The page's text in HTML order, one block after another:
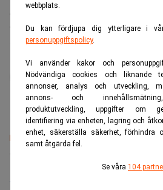
webbplats.
Du kan fördjupa dig ytterligare i
personuppgiftspolicy.
Vi använder kakor och
Nödvändiga cookies och liknande
annonser, analys och utveckling,
annons- och
produktutveckling, uppgifter om
identifiering via enheten, lagring och
enhet, säkerställa säkerhet, förhindra
samt åtgärda fel.
Se våra 104
Läs mer från Realtid - vårt nyhetsbrev
är kostnadsfritt:
administrator
Senaste lediga jobben